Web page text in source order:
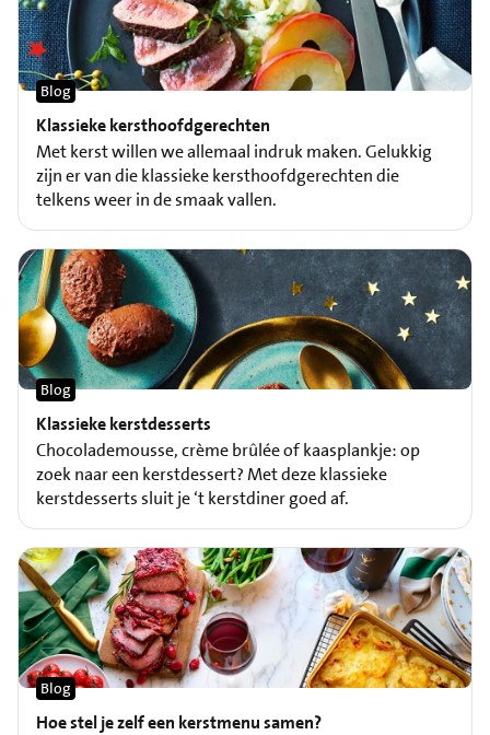
Klassieke kersthoofdgerechten
Blog
Met kerst willen we allemaal indruk maken. Gelukkig
zijn er van die klassieke kersthoofdgerechten die
telkens weer in de smaak vallen.
Klassieke kerstdesserts
Blog
Chocolademousse, crème brûlée of kaasplankje: op
zoek naar een kerstdessert? Met deze klassieke
kerstdesserts sluit je ‘t kerstdiner goed af.
Hoe stel je zelf een kerstmenu samen?
Blog